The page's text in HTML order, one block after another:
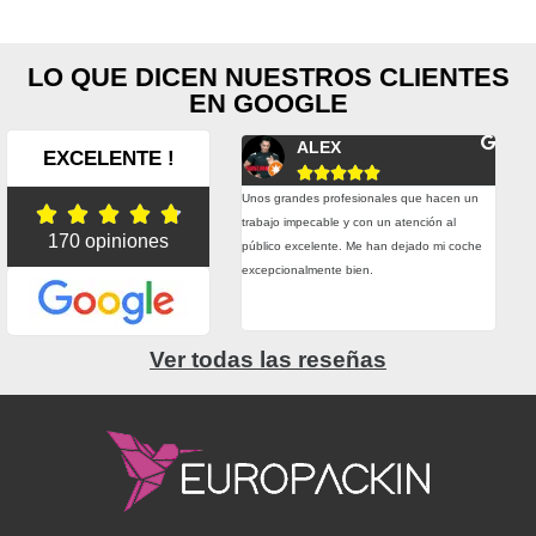
LO QUE DICEN NUESTROS CLIENTES
EN GOOGLE
EXCELENTE !
    
170 opiniones
Fernando Conesa
hemos tenido alguna urgencia real
todo lo posible por entregarnos el
a tiempo. Precio, calidad, atención,
Muy contentos con ellos.
ALEX

Unos grandes profesionales que hacen un
trabajo impecable y con un atención al
público excelente. Me han dejado mi coche
excepcionalmente bien.
Ver todas las reseñas